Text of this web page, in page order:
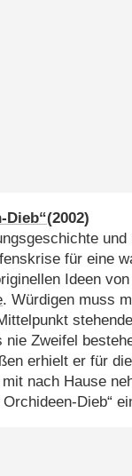
Dieb“(2002)
für eine
Ideen
. Würdigen muss
Zweifel
erhielt er für
nach Hause
Dieb“